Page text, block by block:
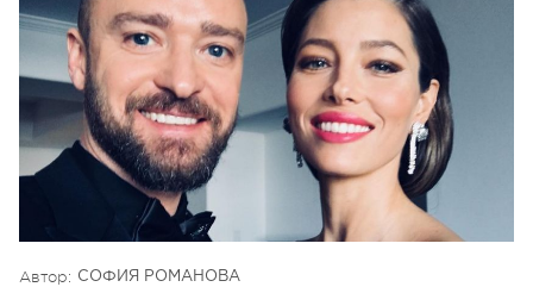
Автор: СОФИЯ РОМАНОВА